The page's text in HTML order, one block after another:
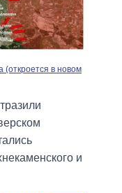
(откроется в новом
и